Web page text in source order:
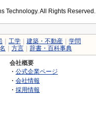
Technology. All Rights Reserved.
工学 建築・不動産
学問
方言 辞書・百科事典
会社概要
・ 公式企業ページ
・ 会社情報
・ 採用情報